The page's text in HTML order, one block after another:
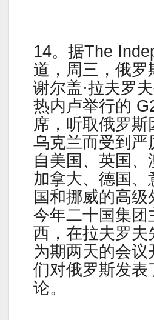
14。据The
道，周三，俄罗
谢尔盖·拉夫罗
热内卢举行的
席，听取俄罗斯
乌克兰而受到严
自美国、英国、
加拿大、德国、
国和挪威的高级
今年二十国集团
西，在拉夫罗夫
为期两天的会议
们对俄罗斯发表
论。